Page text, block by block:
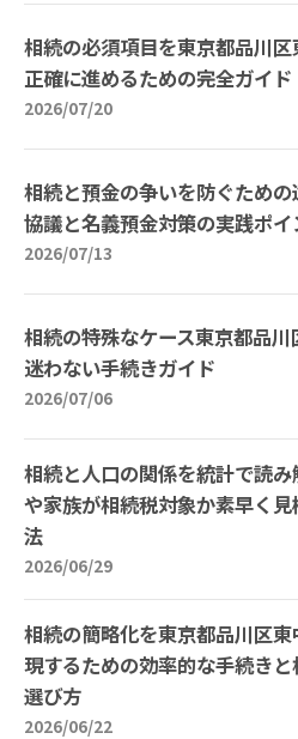
相続の必須項目を東京都品川
正確に進めるための完全ガイド
2026/07/20
相続と預金の争いを防ぐための
協議と名義預金対策の実践ポイ
2026/07/13
相続の特殊なケース東京都品
迷わない手続きガイド
2026/07/06
相続と人口の関係を統計で読
や家族が相続税対象か素早く
法
2026/06/29
相続の簡略化を東京都品川区
現するための効率的な手続きと
選び方
2026/06/22